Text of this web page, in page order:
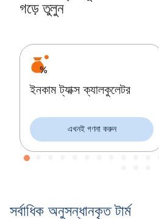
গড়ে তুলুন
ইনকাম ট্যাক্স ক্যালকুলেটর
এখনই গণনা করুন
সর্বাধিক অনুসন্ধানকৃত টার্ম